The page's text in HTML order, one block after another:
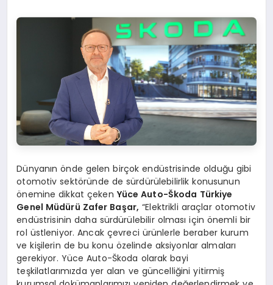
Dünyanın önde gelen birçok endüstrisinde olduğu gibi
otomotiv sektöründe de sürdürülebilirlik konusunun
önemine dikkat çeken Yüce Auto-Škoda Türkiye
Genel Müdürü Zafer Başar, “Elektrikli araçlar otomotiv
endüstrisinin daha sürdürülebilir olması için önemli bir
rol üstleniyor. Ancak çevreci ürünlerle beraber kurum
ve kişilerin de bu konu özelinde aksiyonlar almaları
gerekiyor. Yüce Auto-Škoda olarak bayi
teşkilatlarımızda yer alan ve güncelliğini yitirmiş